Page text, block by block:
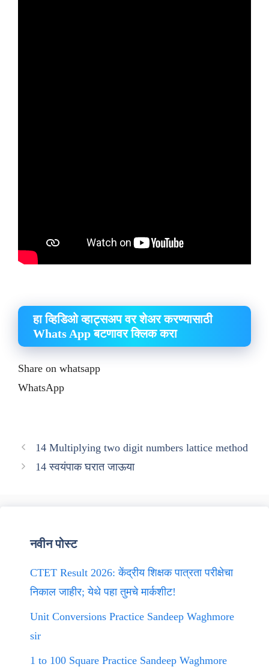
हा व्हिडिओ व्हाट्सअप वर शेअर करण्यासाठी
Whats App बटणावर क्लिक करा
Share on whatsapp
WhatsApp
14 Multiplying two digit numbers lattice method
14 स्वयंपाक घरात जाऊया
नवीन पोस्ट
CTET Result 2026: केंद्रीय शिक्षक पात्रता परीक्षेचा
निकाल जाहीर; येथे पहा तुमचे मार्कशीट!
Unit Conversions Practice Sandeep Waghmore
sir
1 to 100 Square Practice Sandeep Waghmore